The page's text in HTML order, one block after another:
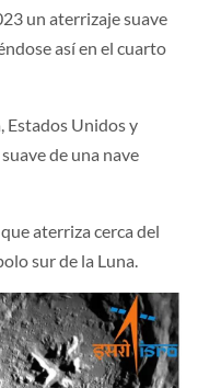
un aterrizaje suave
así en el cuarto
Estados Unidos y
de una nave
aterriza cerca del
sur de la Luna.